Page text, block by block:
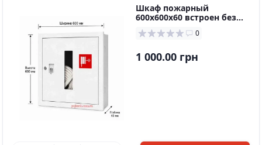
Шкаф пожарный
600х600х60 встроен без
задней стенки
0
1 000.00 грн